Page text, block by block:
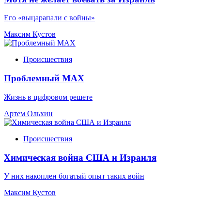
Его «выцарапали с войны»
Максим Кустов
Происшествия
Проблемный МАХ
Жизнь в цифровом решете
Артем Ольхин
Происшествия
Химическая война США и Израиля
У них накоплен богатый опыт таких войн
Максим Кустов